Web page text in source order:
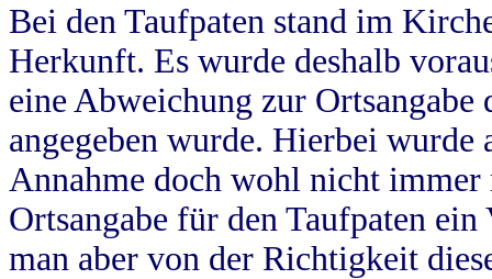
Bei den Taufpaten stand im
Herkunft. Es wurde deshalb
eine Abweichung zur
angegeben wurde. Hierbei wurde
Annahme doch wohl nicht
Ortsangabe für den Taufpaten
man aber von der Richtigkeit